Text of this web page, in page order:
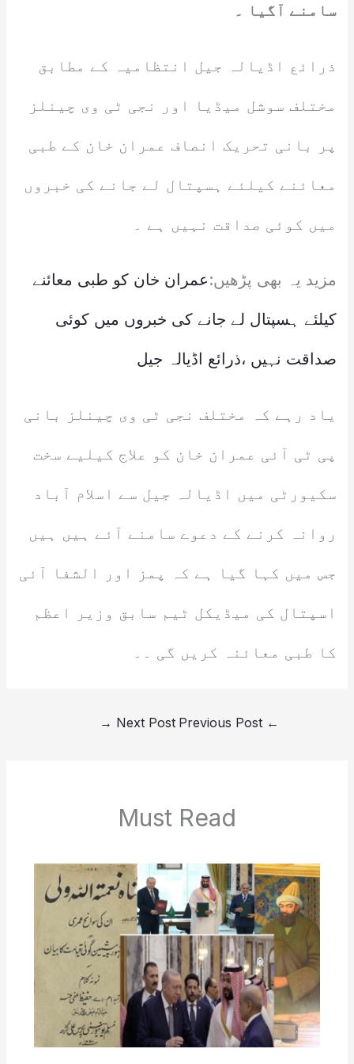
سامنے آگیا ۔
ذرائع اڈیالہ جیل انتظامیہ کے مطابق
مختلف سوشل میڈیا اور نجی ٹی وی چینلز
پر بانی تحریک انصاف عمران خان کے طبی
معائنے کیلئے ہسپتال لے جانے کی خبروں
میں کوئی صداقت نہیں ہے ۔
مزید یہ بھی پڑھیں:عمران خان کو طبی معائنے
کیلئے ہسپتال لے جانے کی خبروں میں کوئی
صداقت نہیں ،ذرائع اڈیالہ جیل
یاد رہے کہ مختلف نجی ٹی وی چینلز بانی
پی ٹی آئی عمران خان کو علاج کیلیے سخت
سکیورٹی میں اڈیالہ جیل سے اسلام آباد
روانہ کرنے کے دعوے سامنے آئے ہیں ہیں
جس میں کہا گیا ہے کہ پمز اور الشفا آئی
اسپتال کی میڈیکل ٹیم سابق وزیر اعظم
کا طبی معائنہ کریں گی ۔۔
←
Next Post
→
Must Read